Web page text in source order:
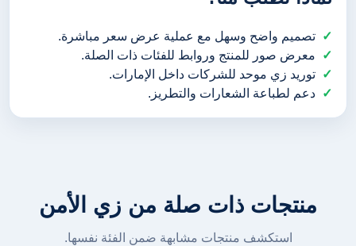
تصميم واضح وسهل مع عملية عرض سعر مباشرة.
معرض صور للمنتج وروابط للفئات ذات الصلة.
توريد زي موحد للشركات داخل الإمارات.
دعم لطباعة الشعارات والتطريز.
منتجات ذات صلة من زي الأمن
استكشف منتجات مشابهة ضمن الفئة نفسها.